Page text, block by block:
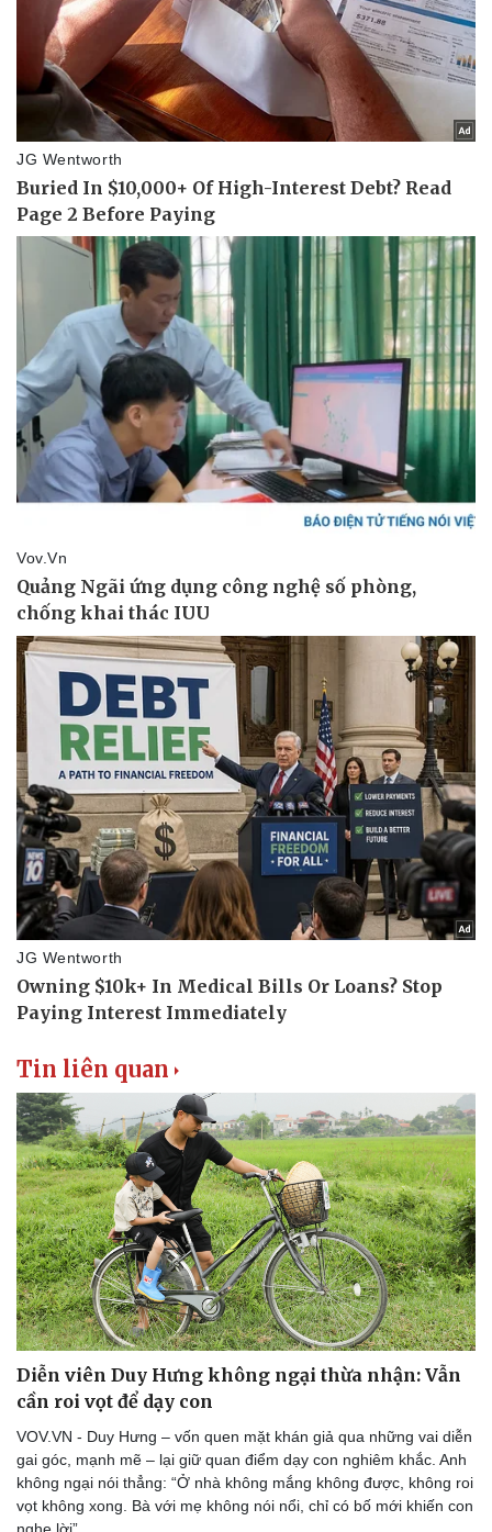
Thể thao
Bóng đá
Lịch thi đấu bóng đá
Hậu trường
Ô tô - Xe máy
Xe máy
Tin liên quan
Diễn viên Duy Hưng không ngại thừa nhận: Vẫn
cần roi vọt để dạy con
VOV.VN - Duy Hưng – vốn quen mặt khán giả qua những vai diễn
gai góc, mạnh mẽ – lại giữ quan điểm dạy con nghiêm khắc. Anh
không ngại nói thẳng: “Ở nhà không mắng không được, không roi
vọt không xong. Bà với mẹ không nói nổi, chỉ có bố mới khiến con